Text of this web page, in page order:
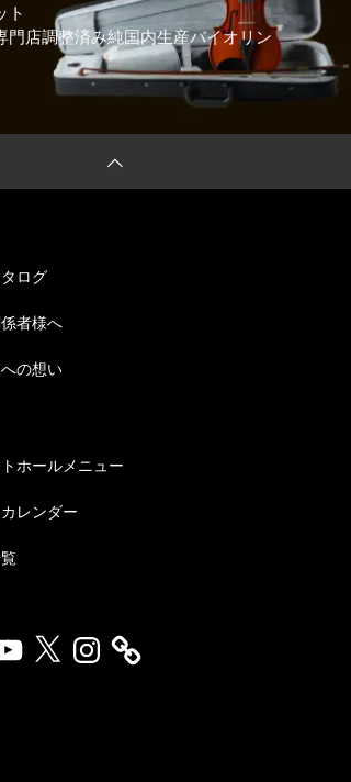
ト
門店調整済み純国内生産バイオリン
ログ
者様へ
の想い
ホールメニュー
レンダー
X Instagram